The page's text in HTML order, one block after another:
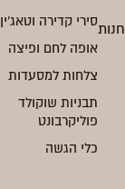
חנותסירי קדירה וטאג'ין
אופה לחם ופיצה
צלחות למסעדות
תבניות שוקולד
פוליקרבונט
כלי הגשה